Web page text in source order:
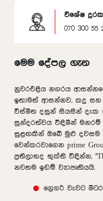
විශේෂ
070 300 55
මෙම දේපල ගැන
නුවරඑළිය නගරය
ඉතාමත් ආසන්නව, කදු සහ
විස්මිත දසුන් සියසින් දැක
සුන්දරත්වය විඳිමින්
සුළඟකින් ඔබේ මුළු දවසම
වෙන්කරවාගෙන prime
ප්‍රතිලාභද භුක්ති විඳින්න,
නවතම ඉඩම් ව්‍යාපෘතියයි.
ග්‍රෙගරි වැවට